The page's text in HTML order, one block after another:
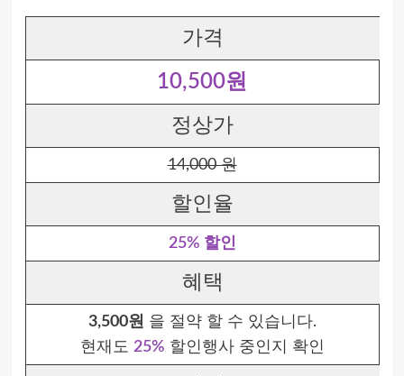
가격
10,500원
정상가
14,000 원
할인율
25% 할인
혜택
3,500원 을 절약 할 수 있습니다.
현재도 25% 할인행사 중인지 확인